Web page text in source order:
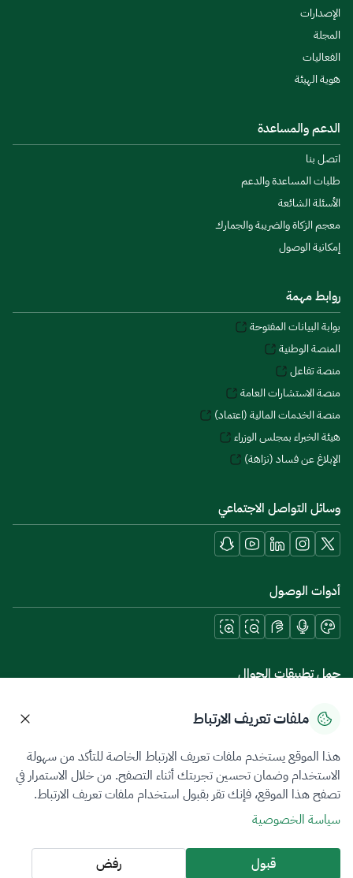
الإصدارات
المجلة
الفعاليات
هوية الهيئة
الدعم والمساعدة
اتصل بنا
طلبات المساعدة والدعم
الأسئلة الشائعة
معجم الزكاة والضريبة والجمارك
إمكانية الوصول
روابط مهمة
بوابة البيانات المفتوحة
المنصة الوطنية
منصة تفاعل
منصة الاستشارات العامة
منصة الخدمات المالية (اعتماد)
هيئة الخبراء بمجلس الوزراء
الإبلاغ عن فساد (نزاهة)
وسائل التواصل الاجتماعي
أدوات الوصول
حمل تطبيقات الجوال
سياسة الخصوصيةشروط الاستخدامخريطة الموقع
جميع الحقوق محفوظة 2026 © ZATCA.GOV.SA
تم تطويره وصيانته بواسطة هيئة الزكاة والضريبة والجمارك
آخر تحديث للموقع في
ملفات تعريف الارتباط
هذا الموقع يستخدم ملفات تعريف الارتباط الخاصة للتأكد من سهولة
الاستخدام وضمان تحسين تجربتك أثناء التصفح. من خلال الاستمرار في
تصفح هذا الموقع، فإنك تقر بقبول استخدام ملفات تعريف الارتباط.
سياسة الخصوصية
قبول رفض